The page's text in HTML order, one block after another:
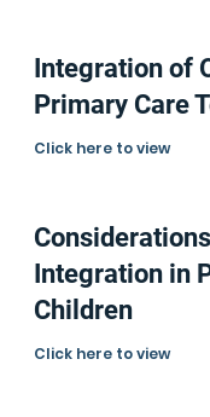
Integration of
Primary Care
Click here to view
Integration in
Children
Click here to view